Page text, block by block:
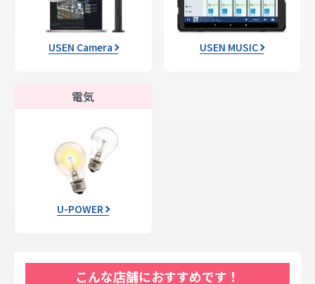
電気
U-POWER
USEN Camera USEN MUSIC
こんな店舗におすすめです！